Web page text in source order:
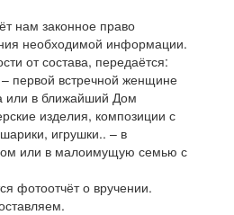
нам законное право
необходимой информации.
от состава, передаётся:
первой встречной женщине
или в ближайший Дом
изделия, композиции с
игрушки.. – в
или в малоимущую семью с
фотоотчёт о вручении.